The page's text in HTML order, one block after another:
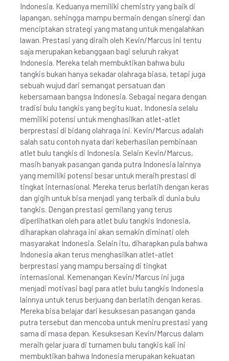
Indonesia. Keduanya memiliki chemistry yang baik di
lapangan, sehingga mampu bermain dengan sinergi dan
menciptakan strategi yang matang untuk mengalahkan
lawan. Prestasi yang diraih oleh Kevin/Marcus ini tentu
saja merupakan kebanggaan bagi seluruh rakyat
Indonesia. Mereka telah membuktikan bahwa bulu
tangkis bukan hanya sekadar olahraga biasa, tetapi juga
sebuah wujud dari semangat persatuan dan
kebersamaan bangsa Indonesia. Sebagai negara dengan
tradisi bulu tangkis yang begitu kuat, Indonesia selalu
memiliki potensi untuk menghasilkan atlet-atlet
berprestasi di bidang olahraga ini. Kevin/Marcus adalah
salah satu contoh nyata dari keberhasilan pembinaan
atlet bulu tangkis di Indonesia. Selain Kevin/Marcus,
masih banyak pasangan ganda putra Indonesia lainnya
yang memiliki potensi besar untuk meraih prestasi di
tingkat internasional. Mereka terus berlatih dengan keras
dan gigih untuk bisa menjadi yang terbaik di dunia bulu
tangkis. Dengan prestasi gemilang yang terus
diperlihatkan oleh para atlet bulu tangkis Indonesia,
diharapkan olahraga ini akan semakin diminati oleh
masyarakat Indonesia. Selain itu, diharapkan pula bahwa
Indonesia akan terus menghasilkan atlet-atlet
berprestasi yang mampu bersaing di tingkat
internasional. Kemenangan Kevin/Marcus ini juga
menjadi motivasi bagi para atlet bulu tangkis Indonesia
lainnya untuk terus berjuang dan berlatih dengan keras.
Mereka bisa belajar dari kesuksesan pasangan ganda
putra tersebut dan mencoba untuk meniru prestasi yang
sama di masa depan. Kesuksesan Kevin/Marcus dalam
meraih gelar juara di turnamen bulu tangkis kali ini
membuktikan bahwa Indonesia merupakan kekuatan